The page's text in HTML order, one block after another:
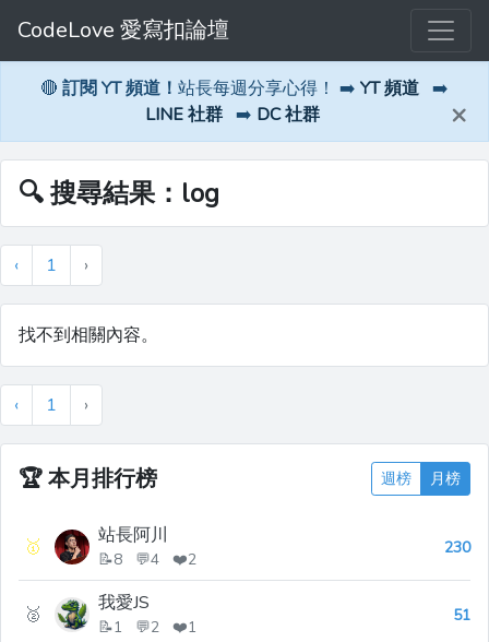
CodeLove 愛寫扣論壇
🔴 訂閱 YT 頻道！ 站長每週分享心得！ ➡️ YT 頻道 ➡️
LINE 社群 ➡️ DC 社群 ×
🔍 搜尋結果：log
‹ 1 ›
找不到相關內容。
‹ 1 ›
🏆本月排行榜 週榜 月榜
🥇 站長阿川
📝8 💬4 ❤️2
230
🥈 我愛JS
📝1 💬2 ❤️1
51